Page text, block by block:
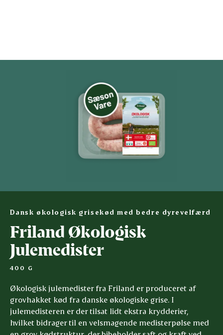
Dansk økologisk grisekød med bedre dyrevelfærd
Friland Økologisk
Julemedister
400 G
Økologisk julemedister fra Friland er produceret af
grovhakket kød fra danske økologiske grise. I
julemedisteren er der tilsat lidt ekstra krydderier,
hvilket bidrager til en velsmagende medisterpølse med